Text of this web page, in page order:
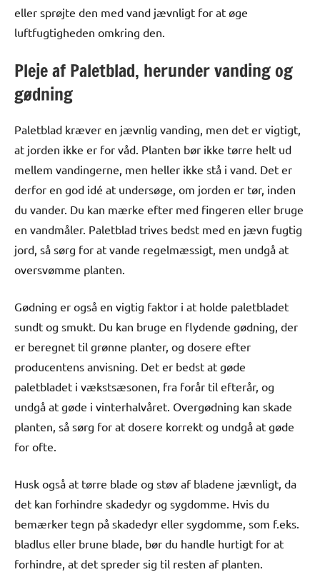
eller sprøjte den med vand jævnligt for at øge
luftfugtigheden omkring den.
Pleje af Paletblad, herunder vanding og
gødning
Paletblad kræver en jævnlig vanding, men det er vigtigt,
at jorden ikke er for våd. Planten bør ikke tørre helt ud
mellem vandingerne, men heller ikke stå i vand. Det er
derfor en god idé at undersøge, om jorden er tør, inden
du vander. Du kan mærke efter med fingeren eller bruge
en vandmåler. Paletblad trives bedst med en jævn fugtig
jord, så sørg for at vande regelmæssigt, men undgå at
oversvømme planten.
Gødning er også en vigtig faktor i at holde paletbladet
sundt og smukt. Du kan bruge en flydende gødning, der
er beregnet til grønne planter, og dosere efter
producentens anvisning. Det er bedst at gøde
paletbladet i vækstsæsonen, fra forår til efterår, og
undgå at gøde i vinterhalvåret. Overgødning kan skade
planten, så sørg for at dosere korrekt og undgå at gøde
for ofte.
Husk også at tørre blade og støv af bladene jævnligt, da
det kan forhindre skadedyr og sygdomme. Hvis du
bemærker tegn på skadedyr eller sygdomme, som f.eks.
bladlus eller brune blade, bør du handle hurtigt for at
forhindre, at det spreder sig til resten af planten.